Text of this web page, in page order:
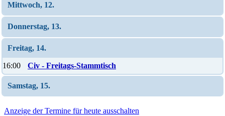
Mittwoch, 12.
Donnerstag, 13.
Freitag, 14.
16:00 Civ - Freitags-Stammtisch
Samstag, 15.
Anzeige der Termine für heute ausschalten